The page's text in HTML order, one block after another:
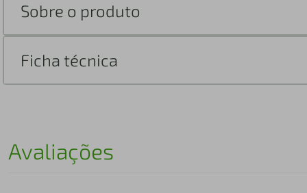
Sobre o produto
Ficha técnica
Avaliações